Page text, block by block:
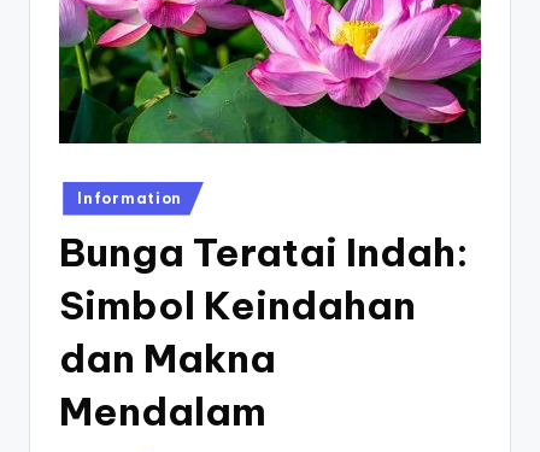
Posted
in
Information
Bunga Teratai Indah:
Simbol Keindahan
dan Makna
Mendalam